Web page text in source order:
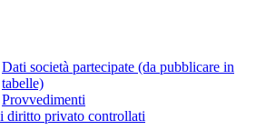
Dati società partecipate (da pubblicare in
tabelle)
Provvedimenti
diritto privato controllati